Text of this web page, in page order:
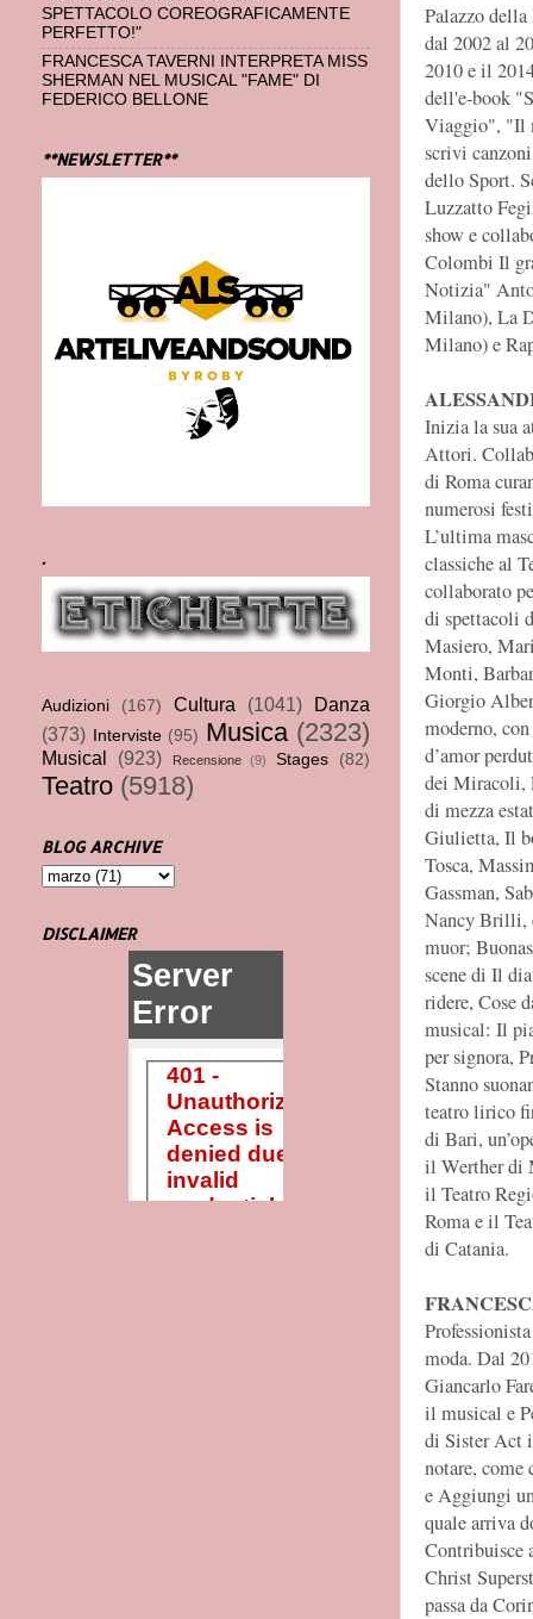
Palazzo
dal 2002 al
2010 e il
dell'e-book
Viaggio", "Il
scrivi
dello Sport.
Luzzatto
show e
Colombi Il
Notizia"
Milano), La
Milano) e
Inizia la sua
Attori.
di Roma
numerosi
L’ultima
classiche al
collaborato
di spettacoli
Masiero,
Monti,
Giorgio
moderno,
d’amor
dei Miracoli,
di mezza
Giulietta, Il
Tosca,
Gassman,
Nancy Brilli,
muor;
scene di Il
ridere, Cose
musical: Il
per signora,
Stanno
teatro lirico
di Bari,
il Werther di
il Teatro
Roma e il
di Catania.
moda. Dal
Giancarlo
il musical e
di Sister Act
notare, come
e Aggiungi
quale arriva
Contribuisce
Christ
passa da
SPETTACOLO COREOGRAFICAMENTE
PERFETTO!"
FRANCESCA TAVERNI INTERPRETA MISS
SHERMAN NEL MUSICAL "FAME" DI
FEDERICO BELLONE
**NEWSLETTER**
.
Audizioni (167) Cultura (1041)
Danza
(373)
Interviste (95) Musica (2323)
Musical (923) Recensione (9) Stages (82)
Teatro (5918)
BLOG ARCHIVE
DISCLAIMER